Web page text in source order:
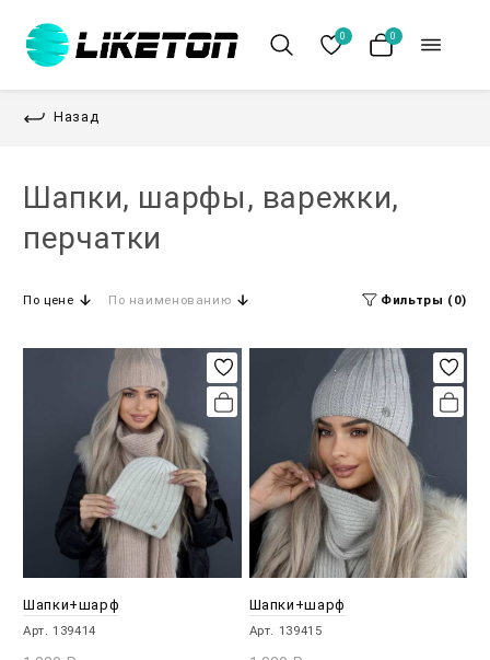
0 0
Назад
Шапки, шарфы, варежки,
перчатки
По цене По наименованию Фильтры (0)
Шапки+шарф
Арт. 139414
Шапки+шарф
Арт. 139415